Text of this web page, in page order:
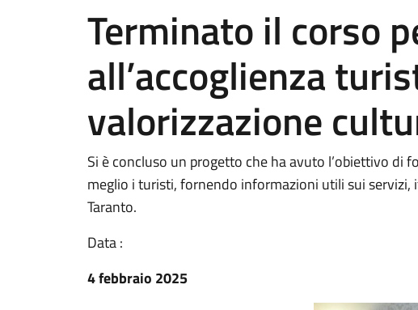
Terminato il corso
all’accoglienza
valorizzazione
Si è concluso un progetto che ha avuto l’obiettivo di
meglio i turisti, fornendo informazioni utili sui servizi,
Taranto.
Data :
4 febbraio 2025